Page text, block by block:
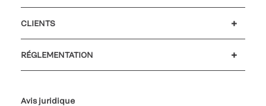
CLIENTS
RÉGLEMENTATION
Avis juridique